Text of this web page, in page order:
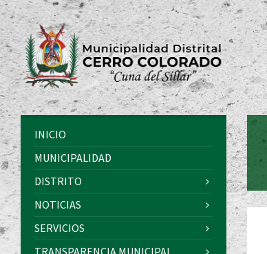
INICIO
MUNICIPALIDAD
DISTRITO
NOTICIAS
SERVICIOS